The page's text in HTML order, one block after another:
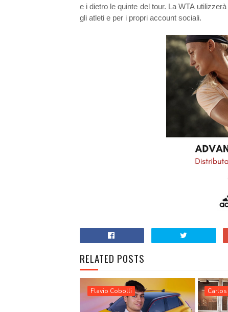
e i dietro le quinte del tour. La WTA
gli atleti e per i propri account sociali.
RELATED POSTS
Flavio Cobolli